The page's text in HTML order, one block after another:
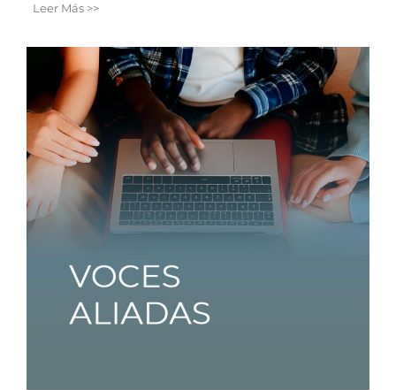
Leer Más >>